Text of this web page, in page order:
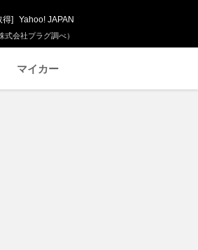
会社プラグ調べ）
得] Yahoo! JAPAN
マイカー